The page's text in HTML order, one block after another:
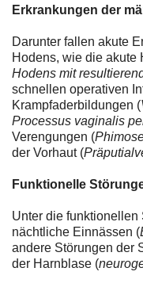
Erkrankungen der
Darunter fallen akute
Hodens, wie die akute
Hodens mit
schnellen operativen
Krampfaderbildungen (
Processus vaginalis
Verengungen (
der Vorhaut (
Funktionelle
Unter die
nächtliche Einnässen (
andere Störungen der
der Harnblase (